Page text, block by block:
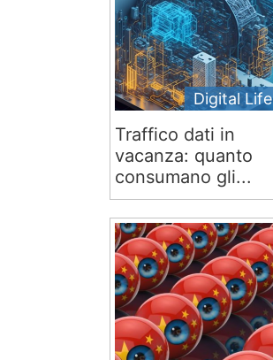
Digital Life
Traffico dati in
vacanza: quanto
consumano gli...